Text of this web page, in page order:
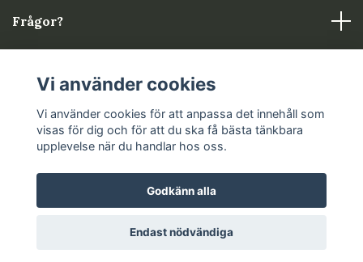
Frågor?
Sociala medier
© 2026 Rönn keramik
Vi använder cookies
Vi använder cookies för att anpassa det innehåll som
visas för dig och för att du ska få bästa tänkbara
upplevelse när du handlar hos oss.
Godkänn alla
Endast nödvändiga